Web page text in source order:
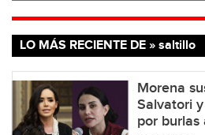
LO MÁS RECIENTE DE » saltillo
Morena
Salvatori y
por burlas